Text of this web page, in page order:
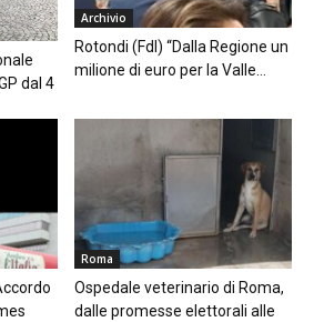
dal 4
Archivio
Rotondi (FdI) “Dalla Regione un
milione di euro per la Valle...
Roma
Ospedale veterinario di Roma,
dalle promesse elettorali alle